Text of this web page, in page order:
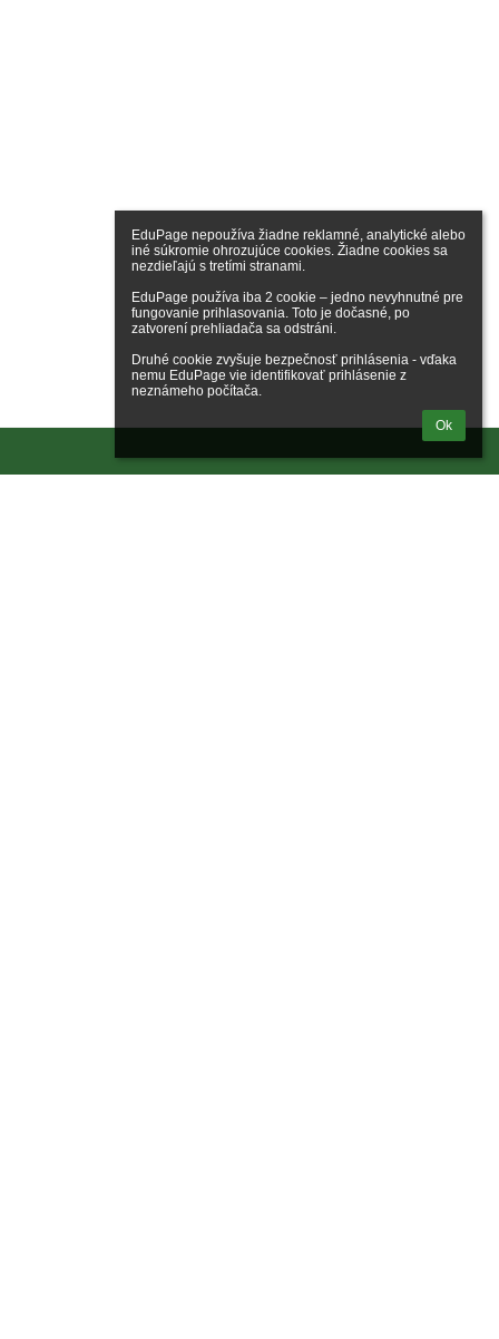
EduPage nepoužíva žiadne reklamné, analytické alebo
iné súkromie ohrozujúce cookies. Žiadne cookies sa
nezdieľajú s tretími stranami.
EduPage používa iba 2 cookie – jedno nevyhnutné pre
fungovanie prihlasovania. Toto je dočasné, po
zatvorení prehliadača sa odstráni.
Druhé cookie zvyšuje bezpečnosť prihlásenia - vďaka
nemu EduPage vie identifikovať prihlásenie z
neznámeho počítača.
Ok